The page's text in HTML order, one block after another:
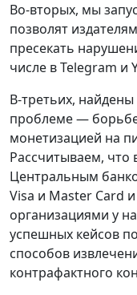
Во-вторых, мы
позволят
пресекать
числе в Telegram и
В-третьих,
проблеме —
монетизацией на
Рассчитываем, что
Центральным
Visa и Master Card
организациями у
успешных кейсов
способов
контрафактного